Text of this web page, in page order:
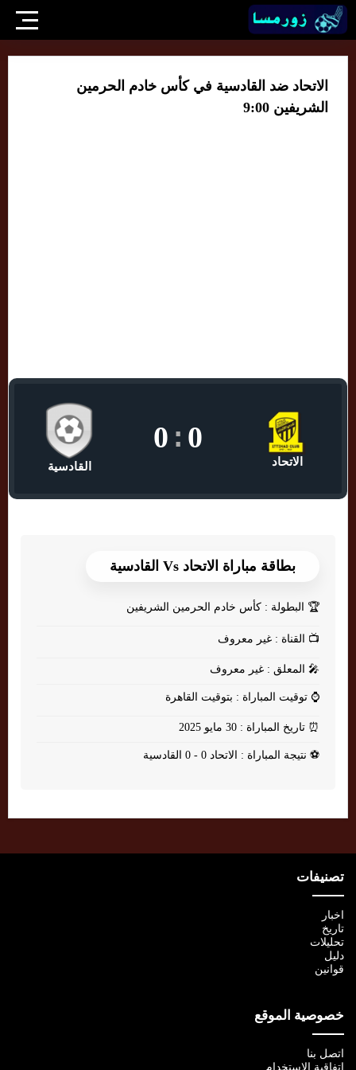
الاتحاد ضد القادسية في كأس خادم الحرمين
الشريفين 9:00
الاتحاد
0
:
0
القادسية
بطاقة مباراة الاتحاد Vs القادسية
🏆 البطولة : كأس خادم الحرمين الشريفين
📺 القناة : غير معروف
🎤 المعلق : غير معروف
⌚ توقيت المباراة : بتوقيت القاهرة
⏰ تاريخ المباراة : 30 مايو 2025
⚽ نتيجة المباراة : الاتحاد 0 - 0 القادسية
تصنيفات
اخبار
تاريخ
تحليلات
دليل
قوانين
خصوصية الموقع
اتصل بنا
اتفاقية الإستخدام